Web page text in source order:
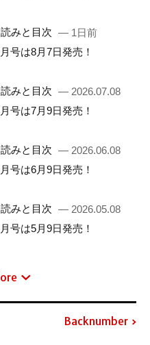
みと目次 — 1日前
号は8月7日発売！
みと目次 — 2026.07.08
号は7月9日発売！
みと目次 — 2026.06.08
号は6月9日発売！
みと目次 — 2026.05.08
号は5月9日発売！
Backnumber